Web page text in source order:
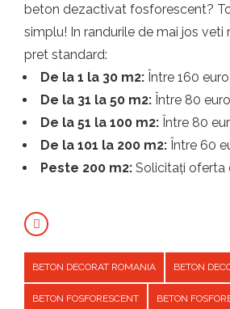
beton dezactivat fosforescent?
simplu! In randurile de mai jos veti
pret standard:
De la 1 la 30 m2: Între 160
De la 31 la 50 m2: Între 80
De la 51 la 100 m2: Între 80
De la 101 la 200 m2: Între 60
Peste 200 m2: Solicitați oferta
BETON DECORAT ROMANIA BETON
BETON FOSFORESCENT BETON